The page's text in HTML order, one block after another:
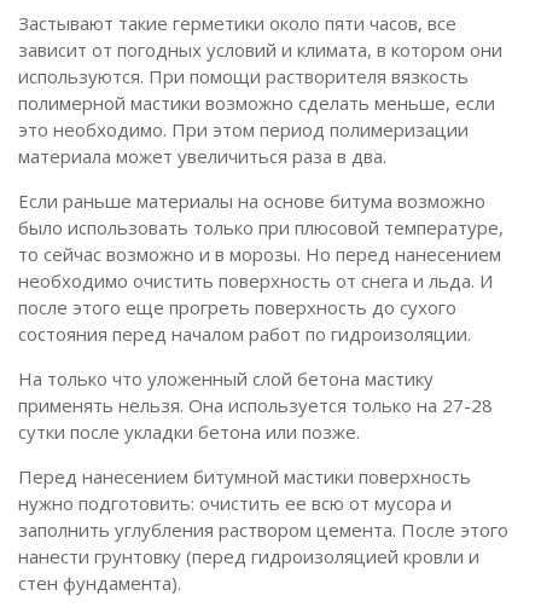
Застывают такие герметики около пяти часов, все
зависит от погодных условий и климата, в котором они
используются. При помощи растворителя вязкость
полимерной мастики возможно сделать меньше, если
это необходимо. При этом период полимеризации
материала может увеличиться раза в два.
Если раньше материалы на основе битума возможно
было использовать только при плюсовой температуре,
то сейчас возможно и в морозы. Но перед нанесением
необходимо очистить поверхность от снега и льда. И
после этого еще прогреть поверхность до сухого
состояния перед началом работ по гидроизоляции.
На только что уложенный слой бетона мастику
применять нельзя. Она используется только на 27-28
сутки после укладки бетона или позже.
Перед нанесением битумной мастики поверхность
нужно подготовить: очистить ее всю от мусора и
заполнить углубления раствором цемента. После этого
нанести грунтовку (перед гидроизоляцией кровли и
стен фундамента).